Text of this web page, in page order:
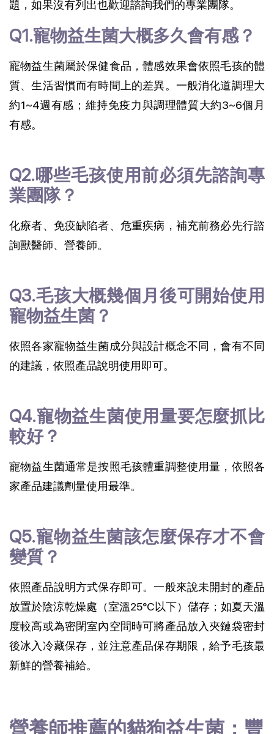
題，如果沒有列出也歡迎諮詢我們的專業團隊。
Q1.寵物益生菌大概多久會有感？
寵物益生菌屬於保健食品，體感效果會依照毛孩的體
質、生活習慣而有時間上的差異。一般消化道調理大
約1~4週有感；維持免疫力與調理體質大約3~6個月
有感。
Q2.哪些毛孩使用前必須先諮詢專
業團隊？
化療者、免疫缺陷者、危重疾病，補充前務必先行諮
詢獸醫師、營養師。
Q3.毛孩大概幾個月後可開始使用
寵物益生菌？
依照各家寵物益生菌成分與設計概念不同，會有不同
的建議，依照產品說明使用即可。
Q4.寵物益生菌使用量要怎麼抓比
較好？
寵物益生菌通常是按照毛孩體重調整使用量，依照各
家產品建議劑量使用最準。
Q5.寵物益生菌該怎麼保存才不會
變質？
依照產品說明方式保存即可。一般來說未開封的產品
放置於陰涼乾燥處（室溫25°C以下）儲存；如夏天溫
度較高或為密閉室內空間時可將產品放入夾鏈袋密封
後冰入冷藏保存，並注意產品保存期限，給予毛孩最
新鮮的營養補給。
營養師推薦的貓狗益生菌：豐